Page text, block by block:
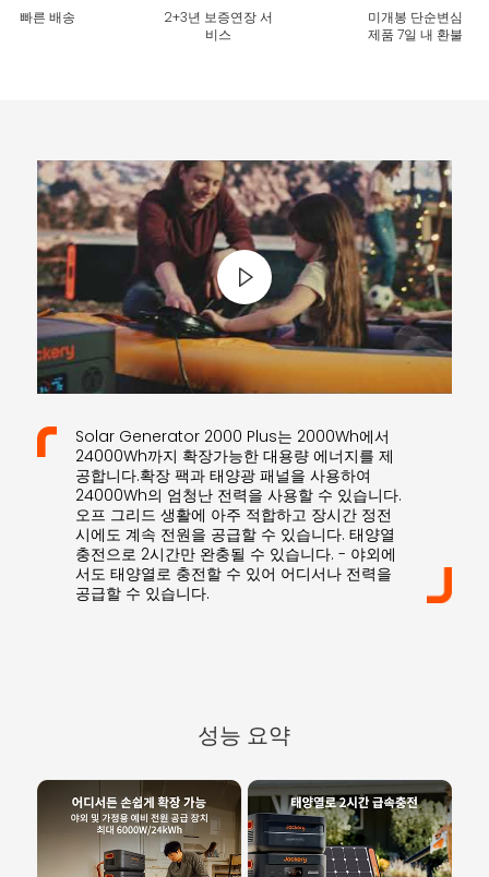
빠른 배송
2+3년 보증연장 서
비스
미개봉 단순변심
제품 7일 내 환불
Solar Generator 2000 Plus는 2000Wh에서
24000Wh까지 확장가능한 대용량 에너지를 제
공합니다.확장 팩과 태양광 패널을 사용하여
24000Wh의 엄청난 전력을 사용할 수 있습니다.
오프 그리드 생활에 아주 적합하고 장시간 정전
시에도 계속 전원을 공급할 수 있습니다. 태양열
충전으로 2시간만 완충될 수 있습니다. - 야외에
서도 태양열로 충전할 수 있어 어디서나 전력을
공급할 수 있습니다.
성능 요약